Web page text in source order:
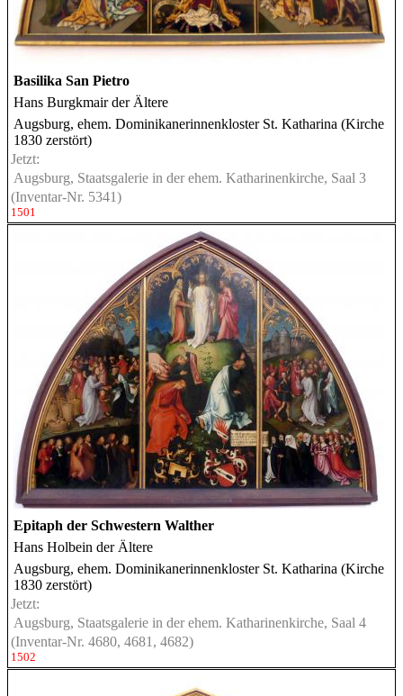
Basilika San Pietro
Hans Burgkmair der Ältere
Augsburg, ehem. Dominikanerinnenkloster St. Katharina (Kirche
1830 zerstört)
Jetzt:
Augsburg, Staatsgalerie in der ehem. Katharinenkirche, Saal 3
(Inventar-Nr. 5341)
1501
Epitaph der Schwestern Walther
Hans Holbein der Ältere
Augsburg, ehem. Dominikanerinnenkloster St. Katharina (Kirche
1830 zerstört)
Jetzt:
Augsburg, Staatsgalerie in der ehem. Katharinenkirche, Saal 4
(Inventar-Nr. 4680, 4681, 4682)
1502